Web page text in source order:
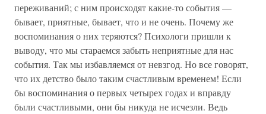
переживаний; с ним происходят какие-то события —
бывает, приятные, бывает, что и не очень. Почему же
воспоминания о них теряются? Психологи пришли к
выводу, что мы стараемся забыть неприятные для нас
события. Так мы избавляемся от невзгод. Но все говорят,
что их детство было таким счастливым временем! Если
бы воспоминания о первых четырех годах и вправду
были счастливыми, они бы никуда не исчезли. Ведь